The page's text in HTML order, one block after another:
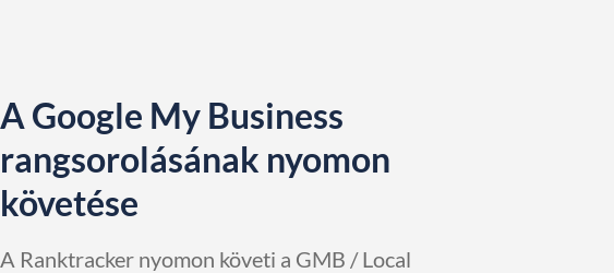
A Google My Business
rangsorolásának nyomon
követése
A Ranktracker nyomon követi a GMB / Local